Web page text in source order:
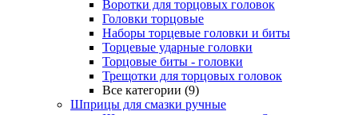
Воротки для торцовых головок
Головки торцовые
Наборы торцевые головки и биты
Торцевые ударные головки
Торцовые биты - головки
Трещотки для торцовых головок
Все категории (9)
Шприцы для смазки ручные